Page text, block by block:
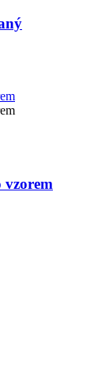
vzorem